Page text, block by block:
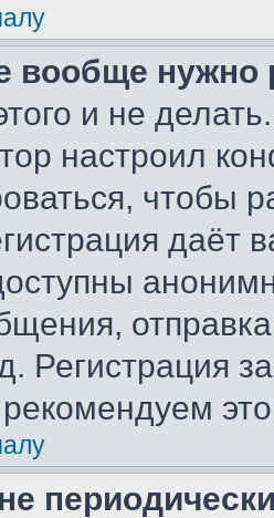
вообще нужно
и не
настроил
чтобы
даёт
Регистрация